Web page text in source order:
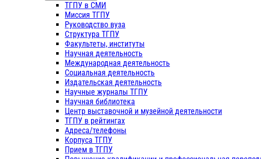
ТГПУ в СМИ
Миссия ТГПУ
Руководство вуза
Структура ТГПУ
Факультеты, институты
Научная деятельность
Международная деятельность
Социальная деятельность
Издательская деятельность
Научные журналы ТГПУ
Научная библиотека
Центр выставочной и музейной деятельности
ТГПУ в рейтингах
Адреса/телефоны
Корпуса ТГПУ
Прием в ТГПУ